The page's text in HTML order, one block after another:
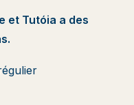
et Tutóia a des